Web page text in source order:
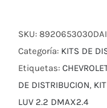
PARA
CHEVROLET
LUV
2.2
DMAX
SKU:
Categoría: KITS DE
Etiquetas:
DE DISTRIBUCION,
LUV 2.2 DMAX2.4